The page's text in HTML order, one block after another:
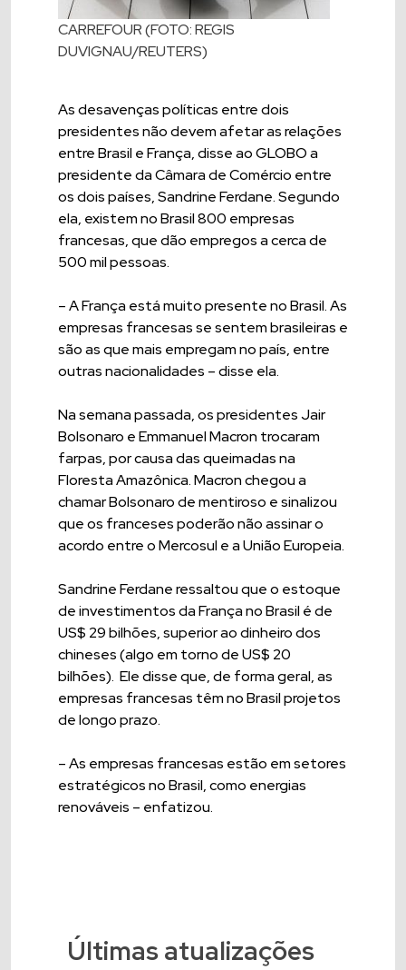
CARREFOUR (FOTO: REGIS
DUVIGNAU/REUTERS)
As desavenças políticas entre dois
presidentes não devem afetar as relações
entre Brasil e França, disse ao GLOBO a
presidente da Câmara de Comércio entre
os dois países, Sandrine Ferdane. Segundo
ela, existem no Brasil 800 empresas
francesas, que dão empregos a cerca de
500 mil pessoas.
– A França está muito presente no Brasil. As
empresas francesas se sentem brasileiras e
são as que mais empregam no país, entre
outras nacionalidades – disse ela.
Na semana passada, os presidentes Jair
Bolsonaro e Emmanuel Macron trocaram
farpas, por causa das queimadas na
Floresta Amazônica. Macron chegou a
chamar Bolsonaro de mentiroso e sinalizou
que os franceses poderão não assinar o
acordo entre o Mercosul e a União Europeia.
Sandrine Ferdane ressaltou que o estoque
de investimentos da França no Brasil é de
US$ 29 bilhões, superior ao dinheiro dos
chineses (algo em torno de US$ 20
bilhões). Ele disse que, de forma geral, as
empresas francesas têm no Brasil projetos
de longo prazo.
– As empresas francesas estão em setores
estratégicos no Brasil, como energias
renováveis – enfatizou.
Últimas atualizações